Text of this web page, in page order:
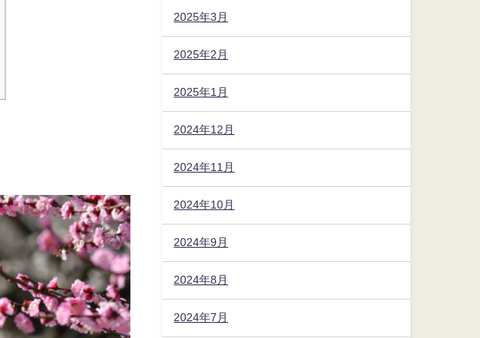
2025年3月
2025年2月
2025年1月
2024年12月
2024年11月
2024年10月
2024年9月
2024年8月
2024年7月